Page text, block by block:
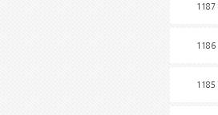
1187
1186
1185